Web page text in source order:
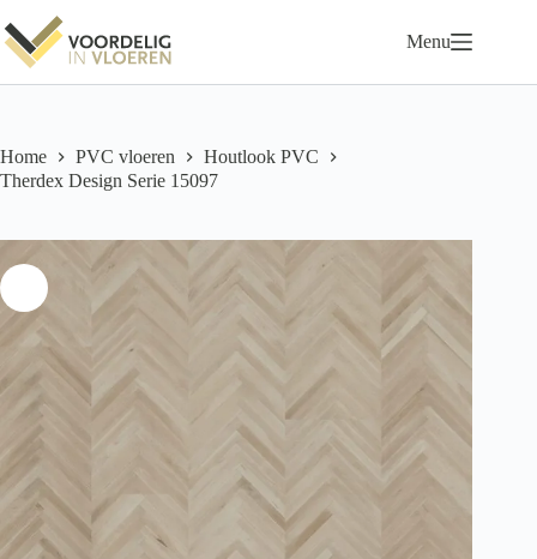
naar
de
inhoud
Menu
Home PVC vloeren
Houtlook PVC
Therdex Design Serie 15097